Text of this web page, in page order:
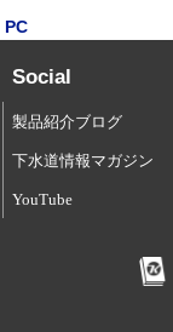
PC
Social
製品紹介ブログ
下水道情報マガジン
YouTube